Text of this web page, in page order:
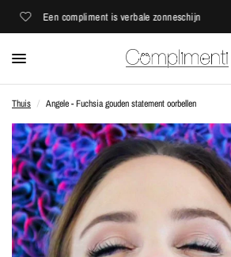
Een compliment is verbale zonneschijn
Thuis / Angele - Fuchsia gouden statement oorbellen